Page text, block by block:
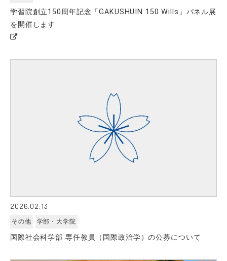
学習院創立150周年記念「GAKUSHUIN 150 Wills」パネル展
を開催します
2026.02.13
その他 学部・大学院
国際社会科学部 専任教員（国際政治学）の公募について